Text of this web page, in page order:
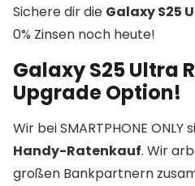
Sichere dir die Galaxy S25
0% Zinsen noch heute!
Galaxy S25 Ultra
Upgrade Option!
Wir bei SMARTPHONE ONLY
Handy-Ratenkauf. Wir
großen Bankpartnern